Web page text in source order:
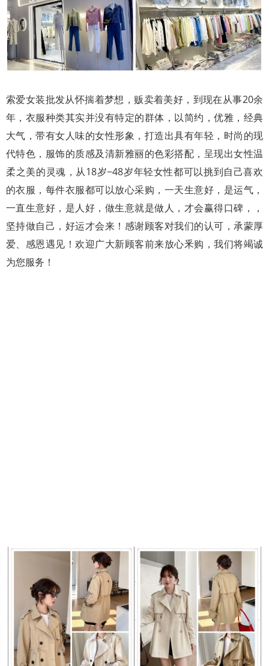
索爱女装批发从怀揣着梦想，贩卖着美好，到现在从事20余
年，衣服种类其实并没有特定的群体，以简约，优雅，经典
大气，带有女人味的女性形象，打造出具有年轻，时尚的现
代特色，服饰的质感及清新雅丽的色彩搭配，呈现出女性温
柔之美的灵魂，从18岁−48岁年轻女性都可以挑到自己喜欢
的衣服，每件衣服都可以放心采购，一天生意好，是运气，
一直生意好，是人好，做生意就是做人，才会赢得口碑，，
坚持做自己，好运才会来！感谢顾客对我们的认可，承蒙厚
爱、感恩遇见！欢迎广大新顾客前来放心釆购，我们将竭诚
为您服务！